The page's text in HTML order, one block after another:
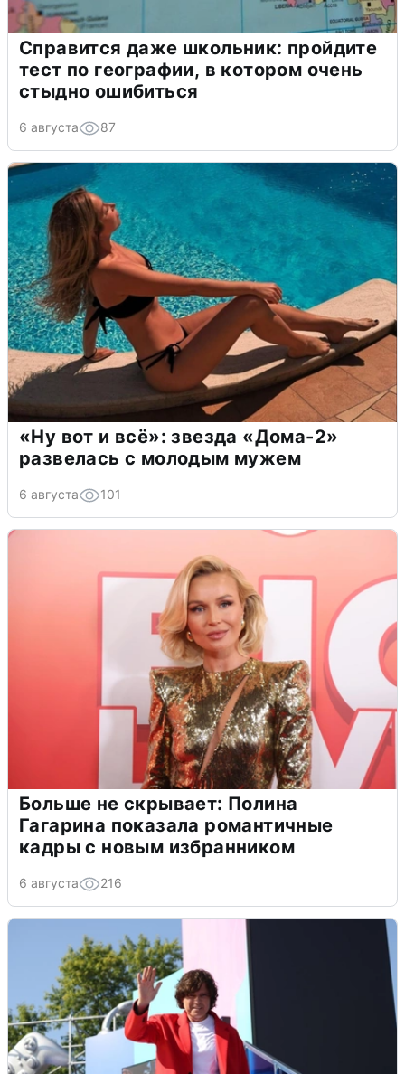
Справится даже школьник: пройдите
тест по географии, в котором очень
стыдно ошибиться
6 августа 87
«Ну вот и всё»: звезда «Дома-2»
развелась с молодым мужем
6 августа 101
Больше не скрывает: Полина
Гагарина показала романтичные
кадры с новым избранником
6 августа 216